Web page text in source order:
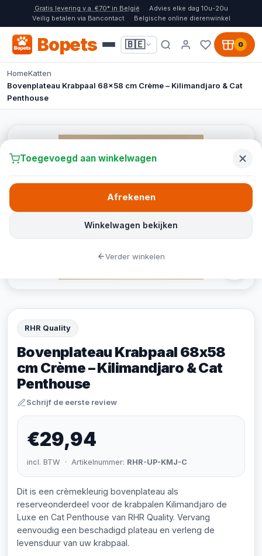
Gratis levering v.a. €70* in België
Advies elke dag 10u-20u
Veilig betalen via Bancontact
Belgische online dierenwinkel
Bopets 🇧🇪 0
HomeKatten
Bovenplateau Krabpaal 68x58 cm Crème – Kilimandjaro & Cat
Penthouse
RHR Quality
Bovenplateau Krabpaal 68x58
cm Crème – Kilimandjaro & Cat
Penthouse
Schrijf de eerste review
€29,94
incl. BTW · Artikelnummer: RHR-UP-KMJ-C
Dit is een crèmekleurig bovenplateau als
reserveonderdeel voor de krabpalen Kilimandjaro de
Luxe en Cat Penthouse van RHR Quality. Vervang
eenvoudig een beschadigd plateau en verleng de
levensduur van uw krabpaal.
Toegevoegd aan winkelwagen
Winkelwagen bekijken
Afrekenen
Verder winkelen